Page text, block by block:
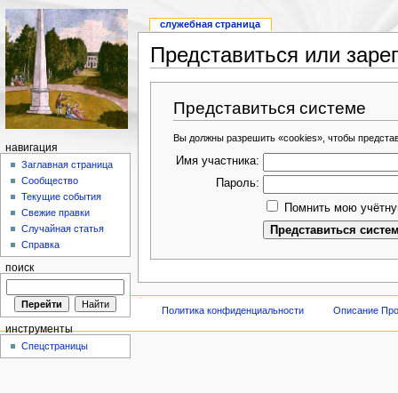
Представиться или
Представиться системе
Вы должны разрешить «cookies», чтобы
Имя участника:
Пароль:
Помнить мою
служебная страница
навигация
Заглавная страница
Сообщество
Текущие события
Свежие правки
Случайная статья
Справка
поиск
инструменты
Спецстраницы
Политика конфиденциальности Описание